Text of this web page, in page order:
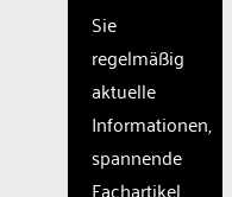
CMP
to add
content
to the
list of
Sie
regelmäßig
aktuelle
Informationen,
spannende
Fachartikel